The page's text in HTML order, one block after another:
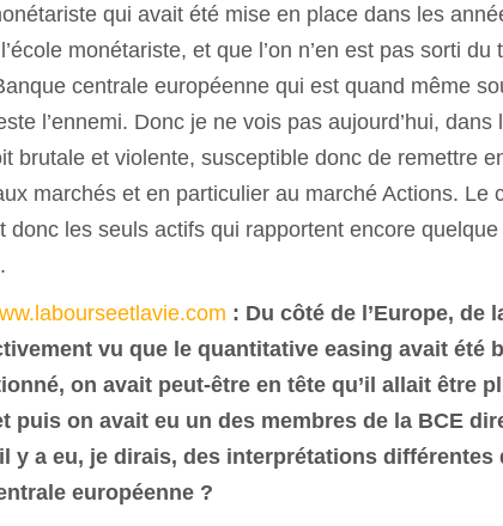
qui avait été mise en place dans les
monétariste, et que l’on n’en est pas sorti
centrale européenne qui est quand même
l’ennemi. Donc je ne vois pas aujourd’hui,
brutale et violente, susceptible donc de remettre
marchés et en particulier au marché Actions. Le
donc les seuls actifs qui rapportent encore
: Du côté de l’Europe, de
vu que le quantitative easing avait été
on avait peut-être en tête qu’il allait être
puis on avait eu un des membres de la BCE
y a eu, je dirais, des interprétations différentes
européenne ?